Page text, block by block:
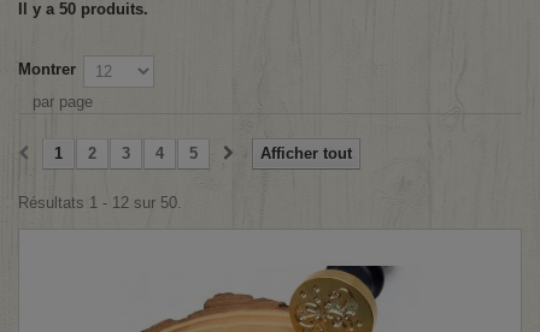
Il y a 50 produits.
Montrer
par page
Afficher tout
1 2 3 4 5
Résultats 1 - 12 sur 50.